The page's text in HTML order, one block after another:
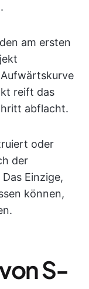
am ersten
reift das
abflacht.
oder
der
Einzige,
können,
S-